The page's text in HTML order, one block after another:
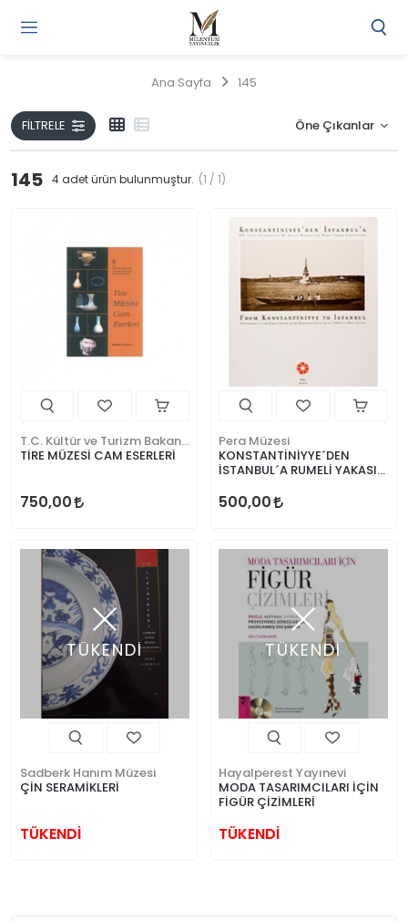
Ana Sayfa 145
FILTRELE
145 4 adet ürün bulunmuştur. (1 / 1)
TİRE MÜZESİ CAM ESERLERİ
750,00
Pera Müzesi
KONSTANTİNİYYE´DEN
İSTANBUL´A RUMELİ YAKASI
500,00
TÜKENDİ
Sadberk Hanım Müzesi
ÇİN SERAMİKLERİ
TÜKENDİ
TÜKENDİ
Hayalperest Yayınevi
MODA TASARIMCILARI İÇİN
FİGÜR ÇİZİMLERİ
TÜKENDİ